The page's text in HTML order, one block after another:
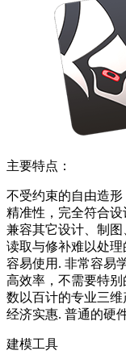
主要特点：
不受约束的自由造
精准性，完全符合设
兼容其它设计、制图
读取与修补难以处理
容易使用. 非常容易
高效率，不需要特别
数以百计的专业三维
经济实惠. 普通的硬
建模工具